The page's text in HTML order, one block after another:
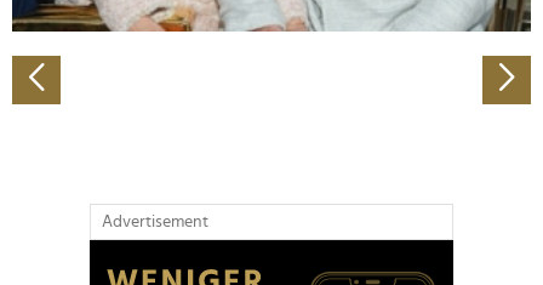
Verwendung unserer Website an unsere Partner für
Partner führen diese Informationen möglicherweise mit
weiteren Daten zusammen, die Sie ihnen bereitgestellt
Advertisement